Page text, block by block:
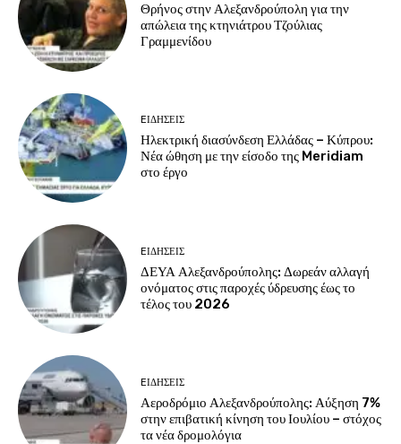
Θρήνος στην Αλεξανδρούπολη για την
απώλεια της κτηνιάτρου Τζούλιας
Γραμμενίδου
EΙΔΗΣΕΙΣ
Ηλεκτρική διασύνδεση Ελλάδας – Κύπρου:
Νέα ώθηση με την είσοδο της Meridiam
στο έργο
EΙΔΗΣΕΙΣ
ΔΕΥΑ Αλεξανδρούπολης: Δωρεάν αλλαγή
ονόματος στις παροχές ύδρευσης έως το
τέλος του 2026
EΙΔΗΣΕΙΣ
Αεροδρόμιο Αλεξανδρούπολης: Αύξηση 7%
στην επιβατική κίνηση του Ιουλίου – στόχος
τα νέα δρομολόγια